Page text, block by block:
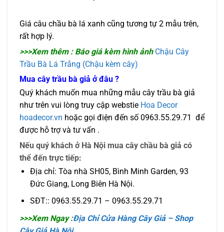
Giá câu chầu bà lá xanh cũng tương tự 2 mẫu trên,
rất hợp lý.
>>>Xem thêm : Báo giá kèm hình ảnh Chậu Cây
Trầu Bà Lá Trắng (Chậu kèm cây)
Mua cây trầu bà giả ở đâu ?
Quý khách muốn mua những mẫu cây trầu bà giả
như trên vui lòng truy cập webstie Hoa Decor
hoadecor.vn hoặc gọi điện đến số 0963.55.29.71 để
được hỗ trợ và tư vấn .
Nếu quý khách ở Hà Nội mua cây chầu bà giả có
thể đến trực tiếp:
Địa chỉ: Tòa nhà SH05, Bình Minh Garden, 93
Đức Giang, Long Biên Hà Nội.
SĐT:: 0963.55.29.71 – 0963.55.29.71
>>>Xem Ngay :Địa Chỉ Cửa Hàng Cây Giả – Shop